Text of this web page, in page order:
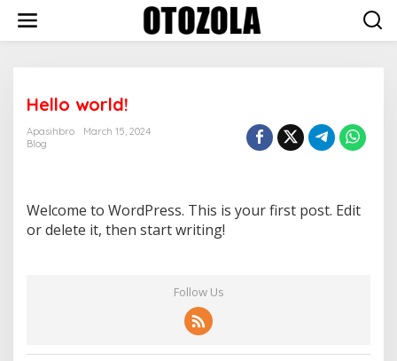
content
Hello world!
Apasihbro
March 15, 2024
Blog
Welcome to WordPress. This is your first post. Edit
or delete it, then start writing!
Follow Us